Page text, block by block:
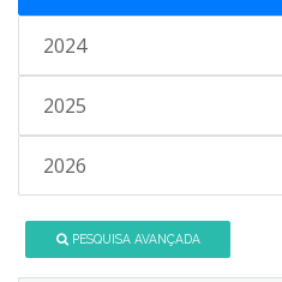
2024
2025
2026
PESQUISA AVANÇADA